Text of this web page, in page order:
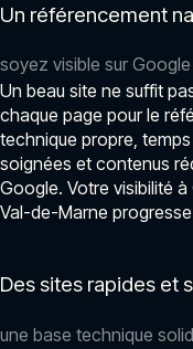
Un référencement
soyez visible sur Google
Un beau site ne suffit
chaque page pour le
technique propre,
soignées et contenus
Google. Votre visibilité
Val-de-Marne
Des sites rapides et
une base technique